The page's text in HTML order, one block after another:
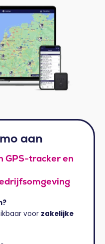
aan
GPS-tracker en
voor zakelijke